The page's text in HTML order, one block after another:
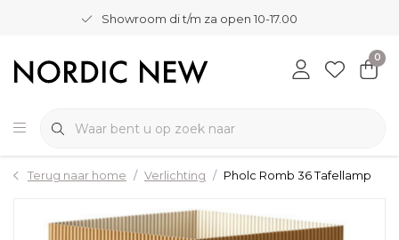
Showroom di t/m za open 10-17.00
0
Terug naar home Verlichting Pholc Romb 36 Tafellamp